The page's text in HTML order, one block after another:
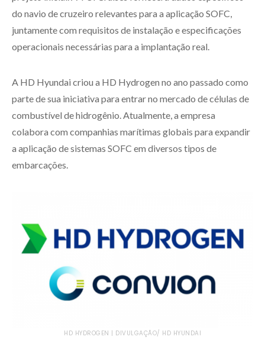
do navio de cruzeiro relevantes para a aplicação SOFC,
juntamente com requisitos de instalação e especificações
operacionais necessárias para a implantação real.
A HD Hyundai criou a HD Hydrogen no ano passado como
parte de sua iniciativa para entrar no mercado de células de
combustível de hidrogênio. Atualmente, a empresa
colabora com companhias marítimas globais para expandir
a aplicação de sistemas SOFC em diversos tipos de
embarcações.
HD HYDROGEN | DIVULGAÇÃO/ HD HYUNDAI